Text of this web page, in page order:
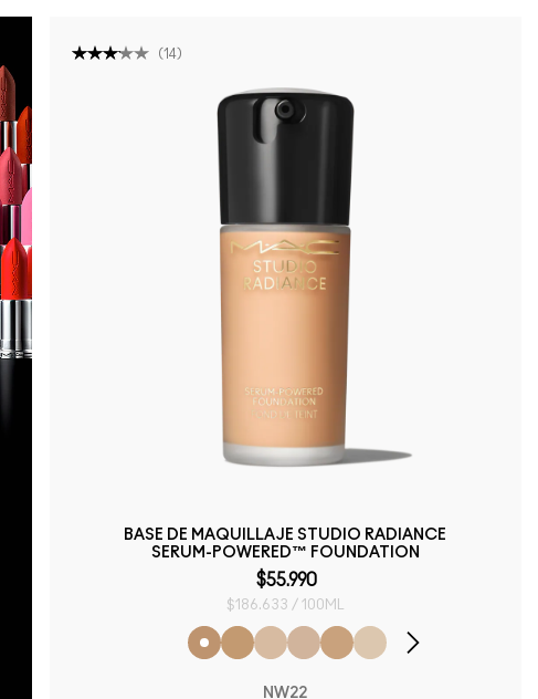
(14)
BASE DE MAQUILLAJE STUDIO RADIANCE
SERUM-POWERED™ FOUNDATION
$55.990
$186.633 / 100ML
NW22